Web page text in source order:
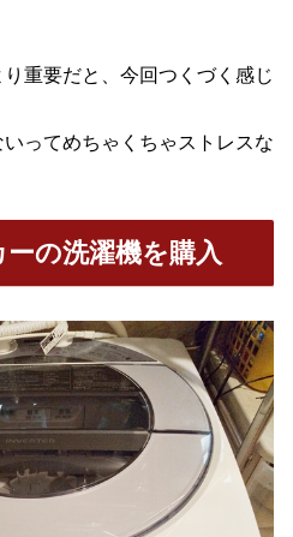
重要だと、今回つくづく感じ
ってめちゃくちゃストレスな
の洗濯機を購入